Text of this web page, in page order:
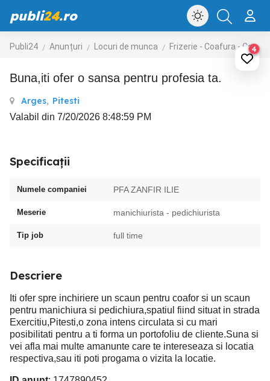
publi24.ro
Publi24 Anunțuri Locuri de munca Frizerie - Coafura - Cosmetica4
buna,iti ofer o sansa pentru profesia ta.
Arges, Pitesti
Valabil din 7/20/2026 8:48:59 PM
Specificații
Numele companiei PFA ZANFIR ILIE
Meserie manichiurista - pedichiurista
Tip job full time
Descriere
Iti ofer spre inchiriere un scaun pentru coafor si un scaun
pentru manichiura si pedichiura,spatiul fiind situat in strada
Exercitiu,Pitesti,o zona intens circulata si cu mari
posibilitati pentru a ti forma un portofoliu de cliente.Suna si
vei afla mai multe amanunte care te intereseaza si locatia
respectiva,sau iti poti progama o vizita la locatie.